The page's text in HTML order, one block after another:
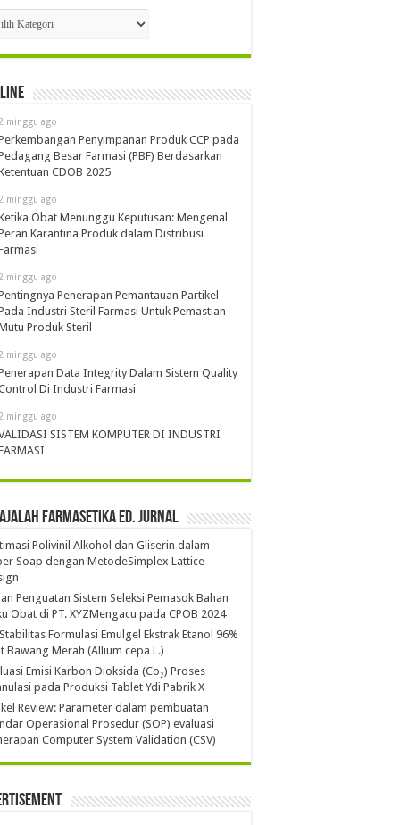
minggu ago
Penyimpanan Produk CCP pada
Besar Farmasi (PBF) Berdasarkan
CDOB 2025
minggu ago
Obat Menunggu Keputusan: Mengenal
Karantina Produk dalam Distribusi
minggu ago
Penerapan Pemantauan Partikel
Industri Steril Farmasi Untuk Pemastian
Produk Steril
minggu ago
Data Integrity Dalam Sistem Quality
Di Industri Farmasi
minggu ago
SISTEM KOMPUTER DI INDUSTRI
Farmasetika Ed. Jurnal
Polivinil Alkohol dan Gliserin dalam
Soap dengan MetodeSimplex Lattice
Penguatan Sistem Seleksi Pemasok Bahan
Obat di PT. XYZMengacu pada CPOB 2024
Formulasi Emulgel Ekstrak Etanol 96%
Bawang Merah (Allium cepa L.)
Emisi Karbon Dioksida (Co₂) Proses
pada Produksi Tablet Ydi Pabrik X
Review: Parameter dalam pembuatan
Operasional Prosedur (SOP) evaluasi
Computer System Validation (CSV)